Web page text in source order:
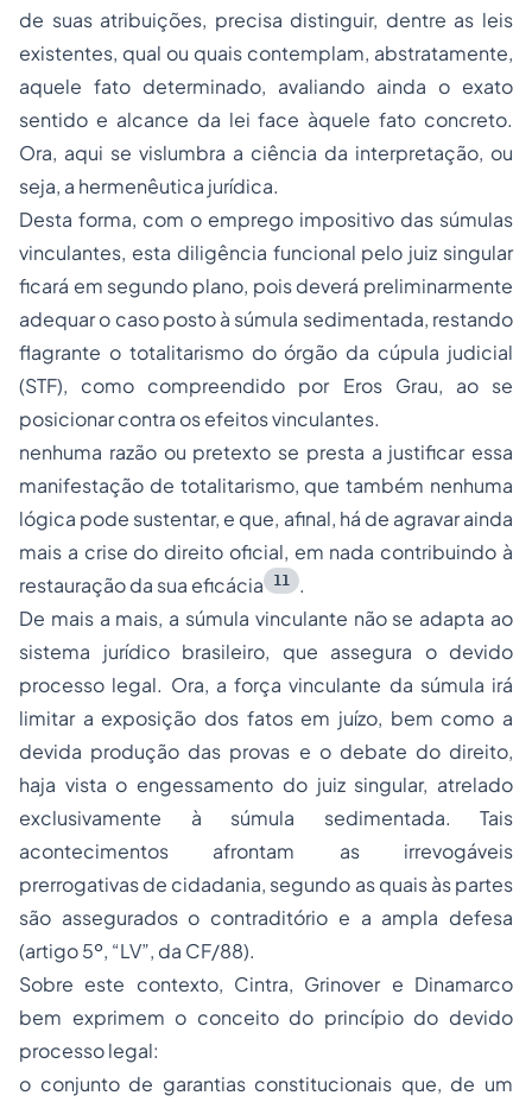
de suas atribuições, precisa distinguir, dentre as leis
existentes, qual ou quais contemplam, abstratamente,
aquele fato determinado, avaliando ainda o exato
sentido e alcance da lei face àquele fato concreto.
Ora, aqui se vislumbra a ciência da interpretação, ou
seja, a hermenêutica jurídica.
Desta forma, com o emprego impositivo das súmulas
vinculantes, esta diligência funcional pelo juiz singular
ficará em segundo plano, pois deverá preliminarmente
adequar o caso posto à súmula sedimentada, restando
flagrante o totalitarismo do órgão da cúpula judicial
(STF), como compreendido por Eros Grau, ao se
posicionar contra os efeitos vinculantes.
nenhuma razão ou pretexto se presta a justificar essa
manifestação de totalitarismo, que também nenhuma
lógica pode sustentar, e que, afinal, há de agravar ainda
mais a crise do direito oficial, em nada contribuindo à
restauração da sua eficácia
11
.
De mais a mais, a súmula vinculante não se adapta ao
sistema jurídico brasileiro, que assegura o devido
processo legal. Ora, a força vinculante da súmula irá
limitar a exposição dos fatos em juízo, bem como a
devida produção das provas e o debate do direito,
haja vista o engessamento do juiz singular, atrelado
exclusivamente à súmula sedimentada. Tais
acontecimentos afrontam as irrevogáveis
prerrogativas de cidadania, segundo as quais às partes
são assegurados o contraditório e a ampla defesa
(artigo 5º, “LV”, da CF/88).
Sobre este contexto, Cintra, Grinover e Dinamarco
bem exprimem o conceito do princípio do devido
processo legal:
o conjunto de garantias constitucionais que, de um